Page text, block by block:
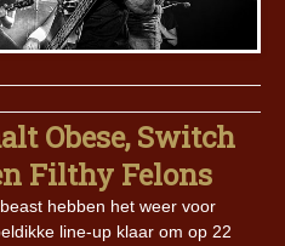
Obese, Switch
Filthy Felons
hebben het weer voor
line-up klaar om op 22